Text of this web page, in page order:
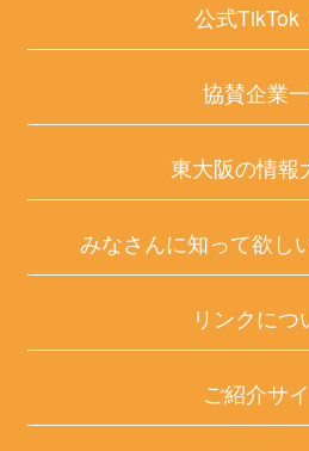
公式TikTok
協賛企業
東大阪の情報
みなさんに知って欲し
リンクにつ
ご紹介サ